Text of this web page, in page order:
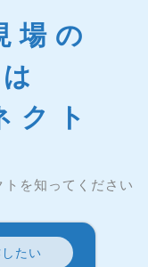
場の
クト
を知ってください
たい